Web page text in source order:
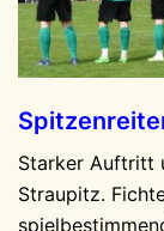
Starker Auftritt
Straupitz.